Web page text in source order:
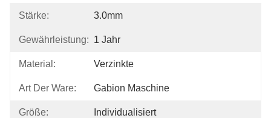
Stärke: 3.0mm
Gewährleistung: 1 Jahr
Material: Verzinkte
Art Der Ware: Gabion Maschine
Größe: Individualisiert